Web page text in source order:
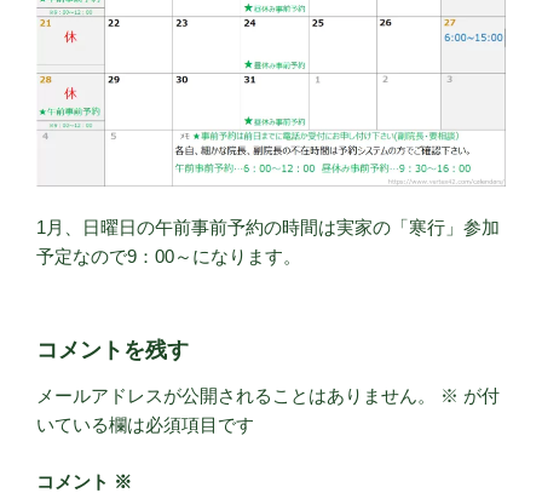
1月、日曜日の午前事前予約の時間は実家の「寒行」参加
予定なので9：00～になります。
コメントを残す
メールアドレスが公開されることはありません。 ※ が付
いている欄は必須項目です
コメント ※